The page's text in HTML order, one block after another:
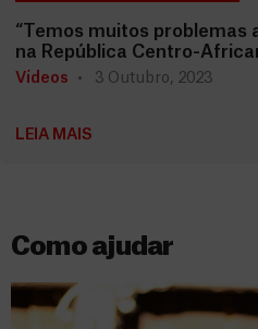
“Temos muitos problemas
na República Centro-
Vídeos 3 Outubro, 2023
LEIA MAIS
Como ajudar